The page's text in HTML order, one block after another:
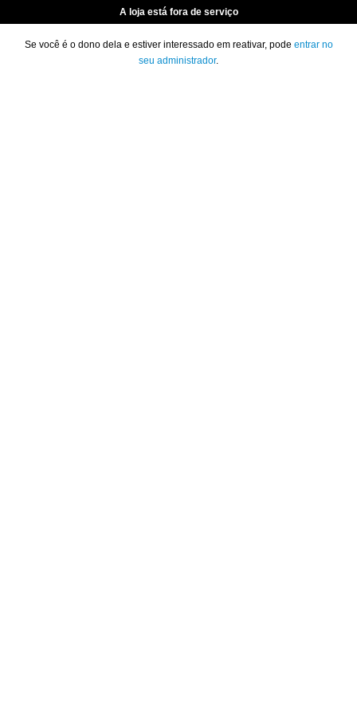
A loja está fora de serviço
Se você é o dono dela e estiver interessado em reativar, pode entrar no
seu administrador.